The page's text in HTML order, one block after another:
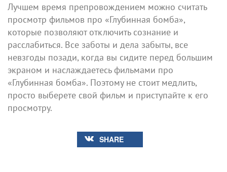
Лучшем время препровождением можно считать
просмотр фильмов про «Глубинная бомба»,
которые позволяют отключить сознание и
расслабиться. Все заботы и дела забыты, все
невзгоды позади, когда вы сидите перед большим
экраном и наслаждаетесь фильмами про
«Глубинная бомба». Поэтому не стоит медлить,
просто выберете свой фильм и приступайте к его
просмотру.
SHARE